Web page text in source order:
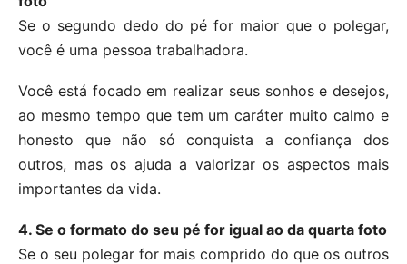
Se o segundo dedo do pé for maior que o polegar,
você é uma pessoa trabalhadora.
Você está focado em realizar seus sonhos e desejos,
ao mesmo tempo que tem um caráter muito calmo e
honesto que não só conquista a confiança dos
outros, mas os ajuda a valorizar os aspectos mais
importantes da vida.
4. Se o formato do seu pé for igual ao da quarta foto
Se o seu polegar for mais comprido do que os outros